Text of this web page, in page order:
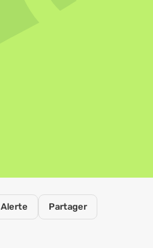
Alerte Partager